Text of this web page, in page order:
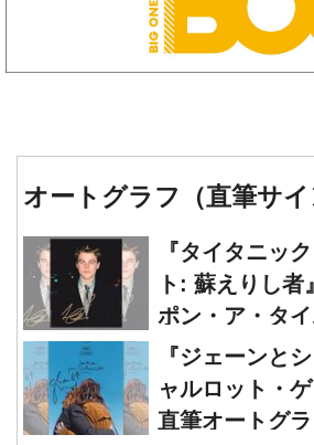
オートグラフ（直筆サ
『タイタニッ
ト: 蘇えりし
ポン・ア・タ
ウッド』レオ
リオ 直筆オー
『ジェーンと
ャルロット
直筆オートグ